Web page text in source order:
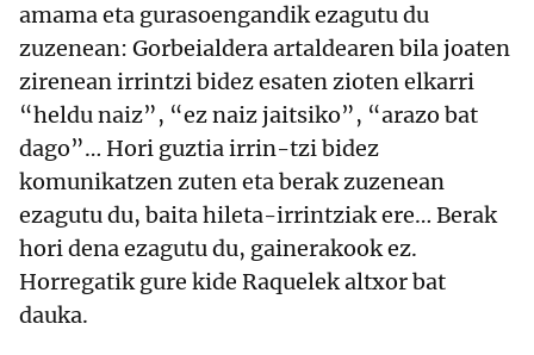
amama eta gurasoengandik ezagutu du
zuzenean: Gorbeialdera artaldearen bila joaten
zirenean irrintzi bidez esaten zioten elkarri
“heldu naiz”, “ez naiz jaitsiko”, “arazo bat
dago”… Hori guztia irrin-tzi bidez
komunikatzen zuten eta berak zuzenean
ezagutu du, baita hileta-irrintziak ere… Berak
hori dena ezagutu du, gainerakook ez.
Horregatik gure kide Raquelek altxor bat
dauka.